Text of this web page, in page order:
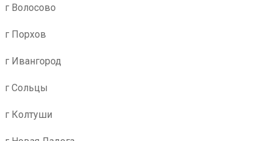
г Волосово
г Порхов
г Ивангород
г Сольцы
г Колтуши